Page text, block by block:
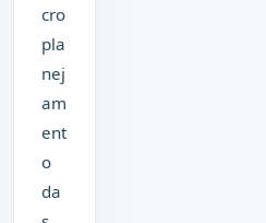
cro
pla
nej
am
ent
o
da